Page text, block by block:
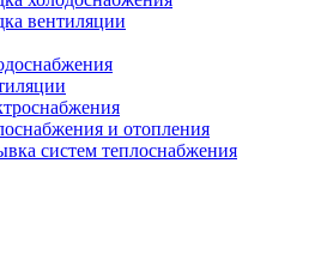
вентиляции
и отопления
систем теплоснабжения